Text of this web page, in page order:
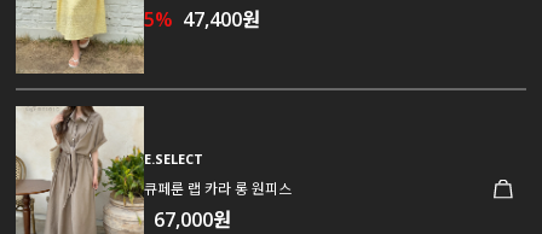
5% 47,400원
E.SELECT
큐페룬 랩 카라 롱 원피스
67,000원